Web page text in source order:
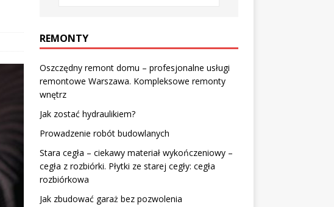
REMONTY
Oszczędny remont domu – profesjonalne usługi
remontowe Warszawa. Kompleksowe remonty
wnętrz
Jak zostać hydraulikiem?
Prowadzenie robót budowlanych
Stara cegła – ciekawy materiał wykończeniowy –
cegła z rozbiórki. Płytki ze starej cegły: cegła
rozbiórkowa
Jak zbudować garaż bez pozwolenia